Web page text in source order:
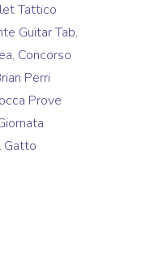
Tattico
Guitar Tab,
, Concorso
Perri
Prove
Gatto